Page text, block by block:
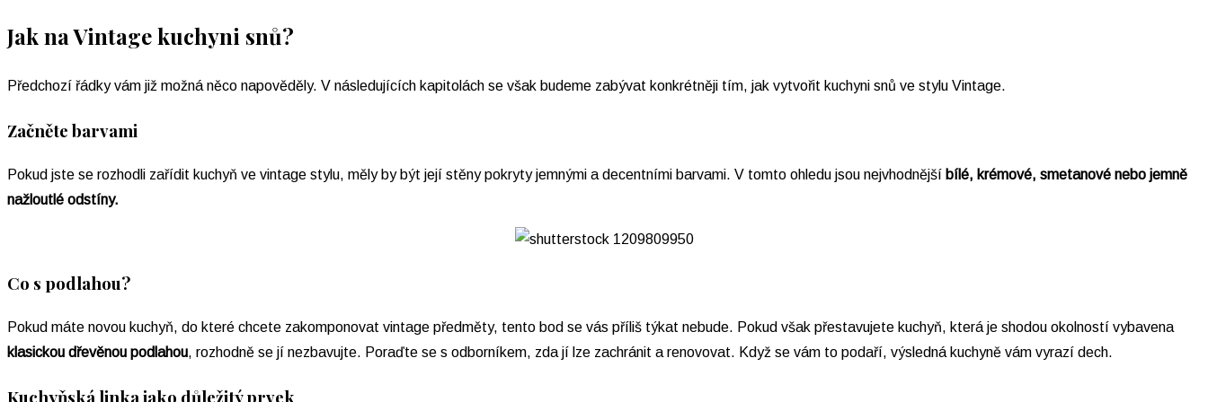
Jak na Vintage kuchyni snů?
Předchozí řádky vám již možná něco napověděly. V následujících kapitolách se však budeme zabývat konkrétněji tím, jak vytvořit kuchyni snů ve stylu Vintage.
Začněte barvami
Pokud jste se rozhodli zařídit kuchyň ve vintage stylu, měly by být její stěny pokryty jemnými a decentními barvami. V tomto ohledu jsou nejvhodnější bílé, krémové, smetanové nebo jemně
nažloutlé odstíny.
Co s podlahou?
Pokud máte novou kuchyň, do které chcete zakomponovat vintage předměty, tento bod se vás příliš týkat nebude. Pokud však přestavujete kuchyň, která je shodou okolností vybavena
klasickou dřevěnou podlahou, rozhodně se jí nezbavujte. Poraďte se s odborníkem, zda jí lze zachránit a renovovat. Když se vám to podaří, výsledná kuchyně vám vyrazí dech.
Kuchyňská linka jako důležitý prvek